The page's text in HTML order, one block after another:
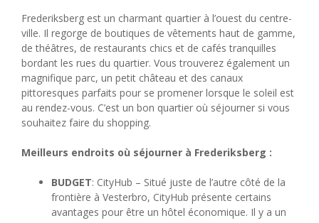
Frederiksberg est un charmant quartier à l’ouest du centre-
ville. Il regorge de boutiques de vêtements haut de gamme,
de théâtres, de restaurants chics et de cafés tranquilles
bordant les rues du quartier. Vous trouverez également un
magnifique parc, un petit château et des canaux
pittoresques parfaits pour se promener lorsque le soleil est
au rendez-vous. C’est un bon quartier où séjourner si vous
souhaitez faire du shopping.
Meilleurs endroits où séjourner à Frederiksberg :
BUDGET: CityHub – Situé juste de l’autre côté de la
frontière à Vesterbro, CityHub présente certains
avantages pour être un hôtel économique. Il y a un